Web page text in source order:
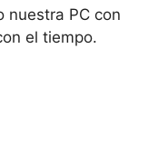
nuestra PC con
el tiempo.